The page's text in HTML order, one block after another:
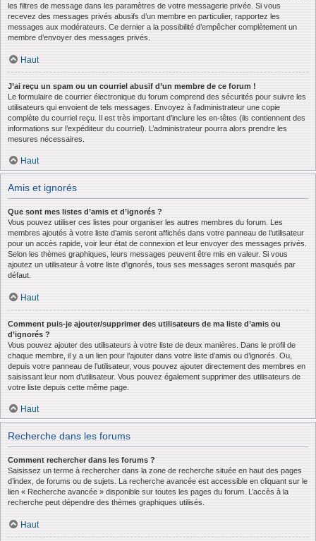
les filtres de message dans les paramètres de votre messagerie privée. Si vous
recevez des messages privés abusifs d’un membre en particulier, rapportez les
messages aux modérateurs. Ce dernier a la possibilité d’empêcher complètement un
membre d’envoyer des messages privés.
Haut
J’ai reçu un spam ou un courriel abusif d’un membre de ce forum !
Le formulaire de courrier électronique du forum comprend des sécurités pour suivre les
utilisateurs qui envoient de tels messages. Envoyez à l’administrateur une copie
complète du courriel reçu. Il est très important d’inclure les en-têtes (ils contiennent des
informations sur l’expéditeur du courriel). L’administrateur pourra alors prendre les
mesures nécessaires.
Haut
Amis et ignorés
Que sont mes listes d’amis et d’ignorés ?
Vous pouvez utiliser ces listes pour organiser les autres membres du forum. Les
membres ajoutés à votre liste d’amis seront affichés dans votre panneau de l’utilisateur
pour un accès rapide, voir leur état de connexion et leur envoyer des messages privés.
Selon les thèmes graphiques, leurs messages peuvent être mis en valeur. Si vous
ajoutez un utilisateur à votre liste d’ignorés, tous ses messages seront masqués par
défaut.
Haut
Comment puis-je ajouter/supprimer des utilisateurs de ma liste d’amis ou
d’ignorés ?
Vous pouvez ajouter des utilisateurs à votre liste de deux manières. Dans le profil de
chaque membre, il y a un lien pour l’ajouter dans votre liste d’amis ou d’ignorés. Ou,
depuis votre panneau de l’utilisateur, vous pouvez ajouter directement des membres en
saisissant leur nom d’utilisateur. Vous pouvez également supprimer des utilisateurs de
votre liste depuis cette même page.
Haut
Recherche dans les forums
Comment rechercher dans les forums ?
Saisissez un terme à rechercher dans la zone de recherche située en haut des pages
d’index, de forums ou de sujets. La recherche avancée est accessible en cliquant sur le
lien « Recherche avancée » disponible sur toutes les pages du forum. L’accès à la
recherche peut dépendre des thèmes graphiques utilisés.
Haut